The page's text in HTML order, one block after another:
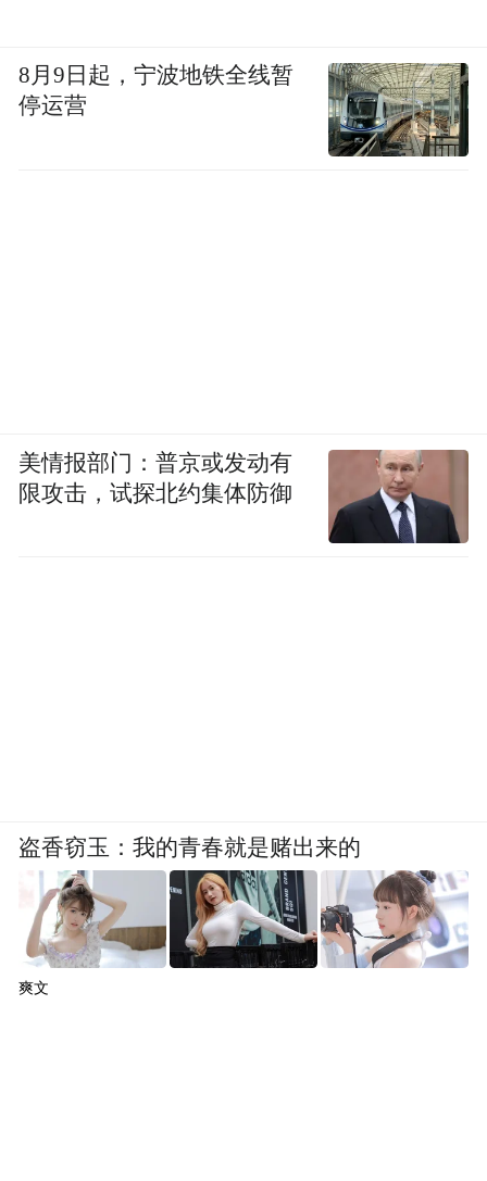
8月9日起，宁波地铁全线暂
停运营
美情报部门：普京或发动有
限攻击，试探北约集体防御
盗香窃玉：我的青春就是赌出来的
爽文